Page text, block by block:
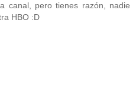
canal, pero tienes razón, nadie
HBO :D